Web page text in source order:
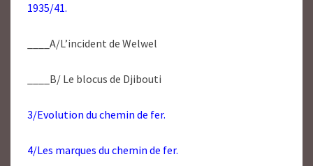
1935/41.
____A/L’incident de Welwel
____B/ Le blocus de Djibouti
3/Evolution du chemin de fer.
4/Les marques du chemin de fer.